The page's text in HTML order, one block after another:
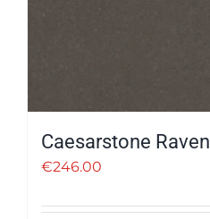
Caesarstone Raven
€246.00